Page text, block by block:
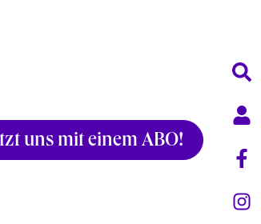
uns mit einem ABO!